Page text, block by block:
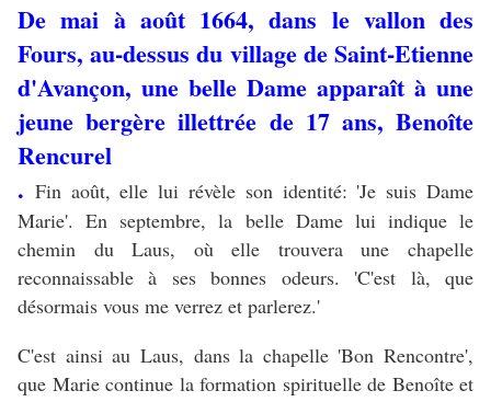
De mai à août 1664, dans le vallon des
Fours, au-dessus du village de Saint-Etienne
d'Avançon, une belle Dame apparaît à une
jeune bergère illettrée de 17 ans, Benoîte
Rencurel
. Fin août, elle lui révèle son identité: 'Je suis Dame
Marie'. En septembre, la belle Dame lui indique le
chemin du Laus, où elle trouvera une chapelle
reconnaissable à ses bonnes odeurs. 'C'est là, que
désormais vous me verrez et parlerez.'
C'est ainsi au Laus, dans la chapelle 'Bon Rencontre',
que Marie continue la formation spirituelle de Benoîte et